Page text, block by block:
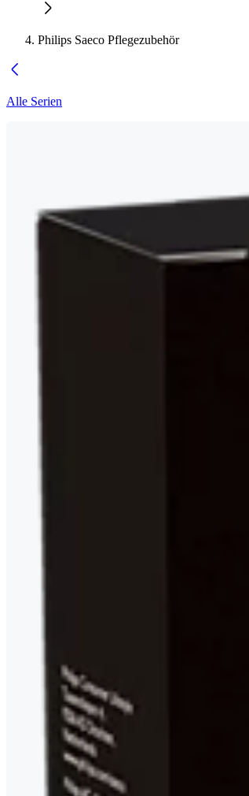
Philips Saeco Pflegezubehör
Alle Serien